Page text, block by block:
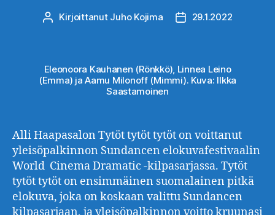
Kirjoittaja
Kirjoittanut Juho Kojima Julkaisupäivämäärä
29.1.2022
Eleonoora Kauhanen (Rönkkö), Linnea Leino
(Emma) ja Aamu Milonoff (Mimmi). Kuva: Ilkka
Saastamoinen
Alli Haapasalon Tytöt tytöt tytöt on voittanut
yleisöpalkinnon Sundancen elokuvafestivaalin
World Cinema Dramatic -kilpasarjassa. Tytöt
tytöt tytöt on ensimmäinen suomalainen pitkä
elokuva, joka on koskaan valittu Sundancen